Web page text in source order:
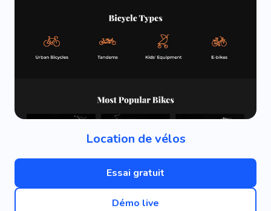
Location de vélos
Essai gratuit
Démo live